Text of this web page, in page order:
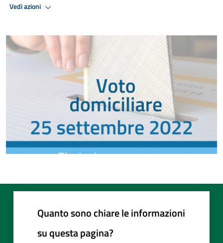
Vedi azioni
Quanto sono chiare le informazioni
su questa pagina?